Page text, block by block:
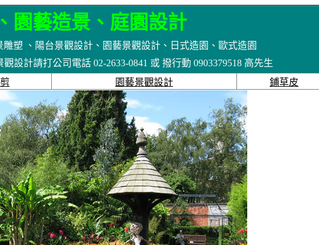
園藝造景、庭園設計
雕塑 、陽台景觀設計、園藝景觀設計、日式造園、歐式造園
設計請打公司電話 02-2633-0841 或 撥行動 0903379518 高先生
園藝景觀設計 鋪草皮